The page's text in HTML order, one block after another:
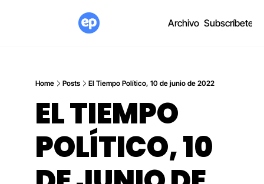
Archivo Subscríbete
Home Posts El Tiempo Político, 10 de junio de 2022
EL TIEMPO
POLÍTICO, 10